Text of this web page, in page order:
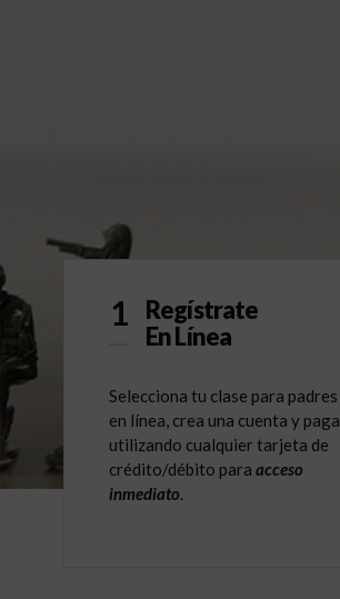
1
Regístrate
En Línea
Selecciona tu clase para padres
en línea, crea una cuenta y paga
utilizando cualquier tarjeta de
crédito/débito para acceso
inmediato.